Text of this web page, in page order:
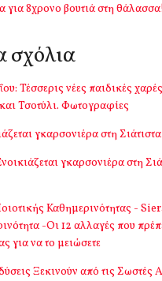
για 8χρονο βουτιά στη
σχόλια
Τέσσερις νέες παιδικές
Τσοτύλι. Φωτογραφίες
γκαρσονιέρα στη
γκαρσονιέρα στη
Καθημερινότητας -
-Οι 12 αλλαγές που
για να το μειώσετε
Ξεκινούν από τις Σωστές